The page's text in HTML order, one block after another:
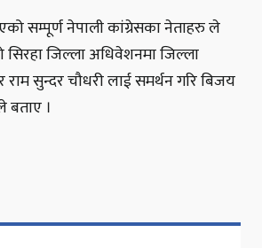
सम्पूर्ण नेपाली कांग्रेसका नेताहरु ले
सिरहा जिल्ला अधिवेशनमा जिल्ला
सुन्दर चौधरी लाई समर्थन गरि बिजय
बताए ।